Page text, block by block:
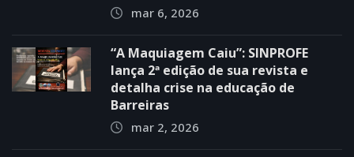
mar 6, 2026
“A Maquiagem Caiu”: SINPROFE
lança 2ª edição de sua revista e
detalha crise na educação de
Barreiras
mar 2, 2026